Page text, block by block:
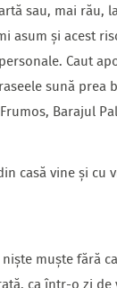
sau, mai rău,
asum și acest
Caut
sună prea
Barajul
casă vine și cu
muște fără